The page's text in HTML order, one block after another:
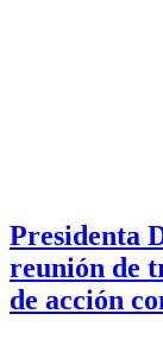
Presidenta
reunión de
de acción